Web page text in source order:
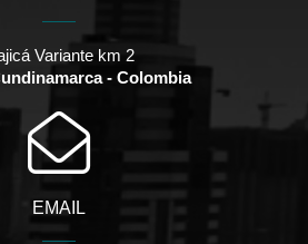
Variante km 2
- Colombia
EMAIL